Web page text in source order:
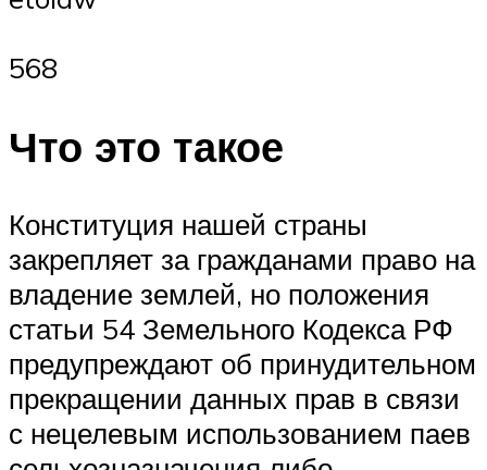
568
Что это такое
Конституция нашей страны
закрепляет за гражданами право на
владение землей, но положения
статьи 54 Земельного Кодекса РФ
предупреждают об принудительном
прекращении данных прав в связи
с нецелевым использованием паев